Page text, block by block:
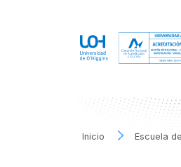
Inicio Escuela